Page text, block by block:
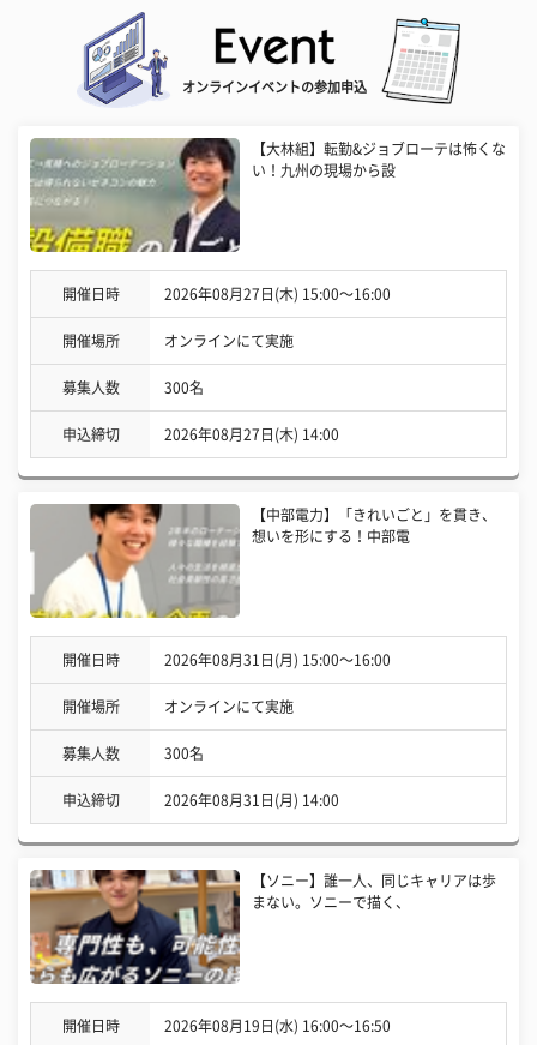
オンラインイベントの参加申込
【大林組】転勤&ジョブローテは怖くな
い！九州の現場から設
開催日時 2026年08月27日(木) 15:00〜16:00
開催場所 オンラインにて実施
募集人数 300名
申込締切 2026年08月27日(木) 14:00
【中部電力】「きれいごと」を貫き、
想いを形にする！中部電
開催日時 2026年08月31日(月) 15:00〜16:00
開催場所 オンラインにて実施
募集人数 300名
申込締切 2026年08月31日(月) 14:00
【ソニー】誰一人、同じキャリアは歩
まない。ソニーで描く、
開催日時 2026年08月19日(水) 16:00〜16:50